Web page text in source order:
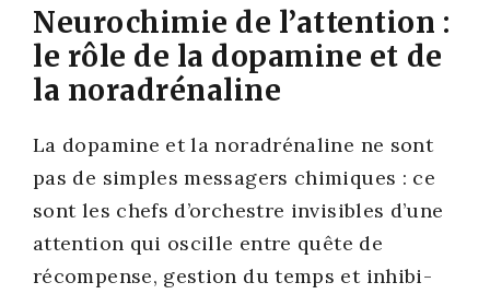
Neurochimie de l’attention :
le rôle de la dopamine et de
la noradrénaline
La dopa­mine et la nora­dré­na­line ne sont
pas de simples mes­sa­gers chi­miques : ce
sont les chefs d’orchestre invi­sibles d’une
atten­tion qui oscille entre quête de
récom­pense, ges­tion du temps et inhi­bi­